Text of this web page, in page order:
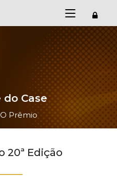
Case
O Prêmio
20ª Edição